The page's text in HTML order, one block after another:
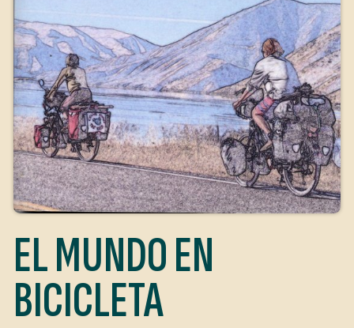
EL MUNDO EN
BICICLETA